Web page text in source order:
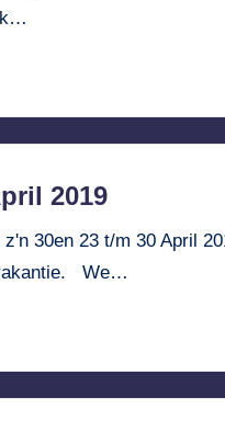
2019
30en 23 t/m 30 April
We…